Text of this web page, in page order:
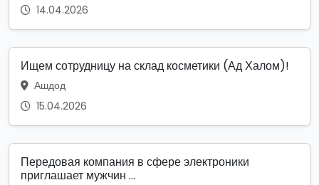
14.04.2026
Ищем сотрудницу на склад косметики (Ад Халом)!
Ашдод
15.04.2026
Передовая компания в сфере электроники
приглашает мужчин ...